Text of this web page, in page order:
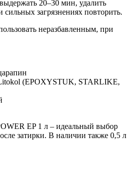
20–30 мин, удалить
загрязнениях повторить.
неразбавленным, при
Litokol (EPOXYSTUK, STARLIKE,
EP 1 л – идеальный выбор
затирки. В наличии также 0,5 л